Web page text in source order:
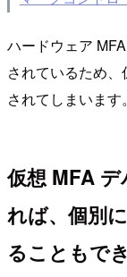
ハードウェア
されているため
されてしまいます。
仮想 MFA
れば、個別
ることもで